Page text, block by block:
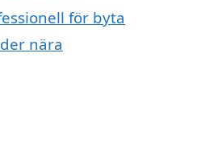
för byta
nära